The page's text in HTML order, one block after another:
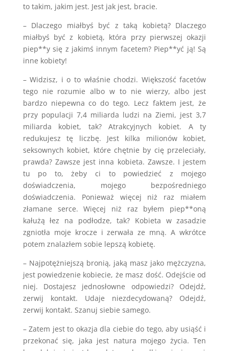
to takim, jakim jest. Jest jak jest, bracie.
– Dlaczego miałbyś być z taką kobietą? Dlaczego
miałbyś być z kobietą, która przy pierwszej okazji
piep**y się z jakimś innym facetem? Piep**yć ją! Są
inne kobiety!
– Widzisz, i o to właśnie chodzi. Większość facetów
tego nie rozumie albo w to nie wierzy, albo jest
bardzo niepewna co do tego. Lecz faktem jest, że
przy populacji 7,4 miliarda ludzi na Ziemi, jest 3,7
miliarda kobiet, tak? Atrakcyjnych kobiet. A ty
redukujesz tę liczbę. Jest kilka milionów kobiet,
seksownych kobiet, które chętnie by cię przeleciały,
prawda? Zawsze jest inna kobieta. Zawsze. I jestem
tu po to, żeby ci to powiedzieć z mojego
doświadczenia, mojego bezpośredniego
doświadczenia. Ponieważ więcej niż raz miałem
złamane serce. Więcej niż raz byłem piep**oną
kałużą łez na podłodze, tak? Kobieta w zasadzie
zgniotła moje krocze i zerwała ze mną. A wkrótce
potem znalazłem sobie lepszą kobietę.
– Najpotężniejszą bronią, jaką masz jako mężczyzna,
jest powiedzenie kobiecie, że masz dość. Odejście od
niej. Dostajesz jednosłowne odpowiedzi? Odejdź,
zerwij kontakt. Udaje niezdecydowaną? Odejdź,
zerwij kontakt. Szanuj siebie samego.
– Zatem jest to okazja dla ciebie do tego, aby usiąść i
przekonać się, jaka jest natura mojego życia. Ten